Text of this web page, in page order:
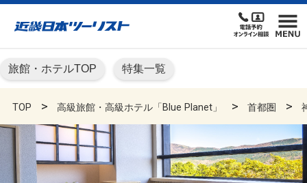
旅館・ホテルTOP 特集一覧
TOP 高級旅館・高級ホテル「Blue Planet」 首都圏